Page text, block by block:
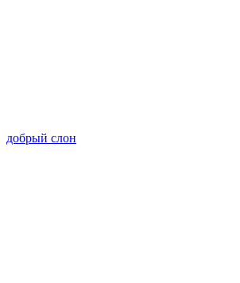
добрый слон